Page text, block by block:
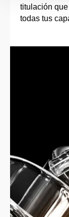
titulación
todas tus